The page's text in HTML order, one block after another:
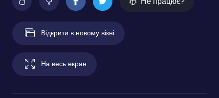
Відкрити в новому вікні
На весь екран